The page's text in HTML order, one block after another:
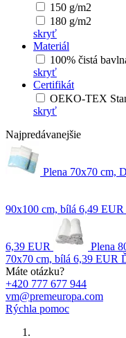
150 g/m2
180 g/m2
skryť
Materiál
100% čistá
skryť
Certifikát
OEKO-TEX
skryť
Najpredávanejšie
Plena 70x70 cm,
90x100 cm, bílá 6,49 EUR
6,39 EUR Plena
70x70 cm, bílá 6,39 EUR
Máte otázku?
+420 777 677 944
vm@premeuropa.com
Rýchla pomoc